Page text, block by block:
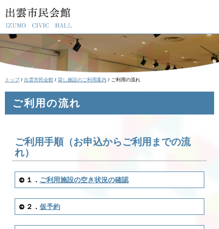
このページの本文へ
現
置：
トップ/ 出雲市民会館 / 貸し施設のご利用案内 / ご利用の流れ
ご利用の流れ
ご利用手順（お申込からご利用までの流
れ）
１． ご利用施設の空き状況の確認
２． 仮予約